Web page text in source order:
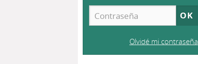
Olvidé mi contraseña